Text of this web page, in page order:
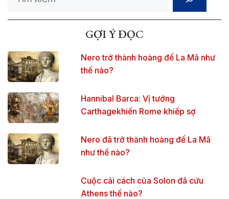
GỢI Ý ĐỌC
Nero trở thành hoàng đế La Mã như
thế nào?
Hannibal Barca: Vị tướng
Carthagekhiến Rome khiếp sợ
Nero đã trở thành hoàng đế La Mã
như thế nào?
Cuộc cải cách của Solon đã cứu
Athens thế nào?